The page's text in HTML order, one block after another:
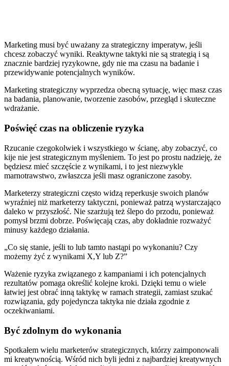
Marketing musi być uważany za strategiczny imperatyw, jeśli
chcesz zobaczyć wyniki. Reaktywne taktyki nie są strategią i są
znacznie bardziej ryzykowne, gdy nie ma czasu na badanie i
przewidywanie potencjalnych wyników.
Marketing strategiczny wyprzedza obecną sytuację, więc masz czas
na badania, planowanie, tworzenie zasobów, przegląd i skuteczne
wdrażanie.
Poświęć czas na obliczenie ryzyka
Rzucanie czegokolwiek i wszystkiego w ścianę, aby zobaczyć, co
kije nie jest strategicznym myśleniem. To jest po prostu nadzieję, że
będziesz mieć szczęście z wynikami, i to jest niezwykle
marnotrawstwo, zwłaszcza jeśli masz ograniczone zasoby.
Marketerzy strategiczni często widzą reperkusje swoich planów
wyraźniej niż marketerzy taktyczni, ponieważ patrzą wystarczająco
daleko w przyszłość. Nie szarżują też ślepo do przodu, ponieważ
pomysł brzmi dobrze. Poświęcają czas, aby dokładnie rozważyć
minusy każdego działania.
„Co się stanie, jeśli to lub tamto nastąpi po wykonaniu? Czy
możemy żyć z wynikami X,Y lub Z?”
Ważenie ryzyka związanego z kampaniami i ich potencjalnych
rezultatów pomaga określić kolejne kroki. Dzięki temu o wiele
łatwiej jest obrać inną taktykę w ramach strategii, zamiast szukać
rozwiązania, gdy pojedyncza taktyka nie działa zgodnie z
oczekiwaniami.
Być zdolnym do wykonania
Spotkałem wielu marketerów strategicznych, którzy zaimponowali
mi kreatywnością. Wśród nich byli jedni z najbardziej kreatywnych